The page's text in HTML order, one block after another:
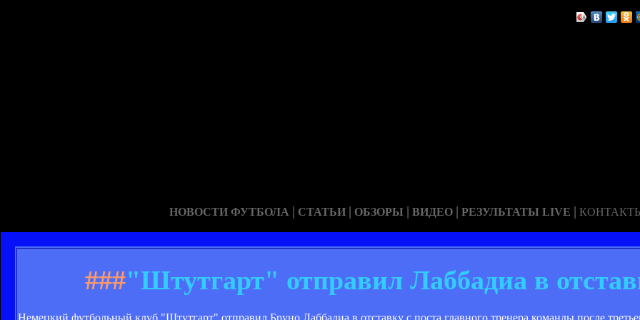
НОВОСТИ ФУТБОЛА | СТАТЬИ | ОБЗОРЫ | ВИДЕО | РЕЗУЛЬТАТЫ LIVE |
###"Штутгарт" отправил Лаббадиа в
Немецкий футбольный клуб "Штутгарт" отправил Бруно Лаббадиа в отставку с поста главного тренера команды после